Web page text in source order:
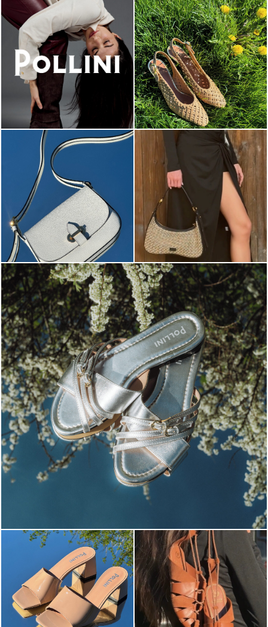
Blending sass and class, the Echos mule in silver is...